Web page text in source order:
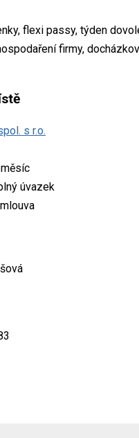
flexi passy, týden
firmy,
s r.o.
úvazek